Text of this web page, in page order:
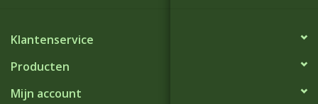
Klantenservice
Producten
Mijn account